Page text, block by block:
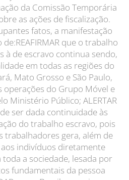
da Comissão Temporária
as ações de fiscalização.
fatos, a manifestação
que o trabalho
à de escravo continua sendo,
em todas as regiões do
Mato Grosso e São Paulo,
do Grupo Móvel e
Ministério Público; ALERTAR
ser dada continuidade às
do trabalho escravo, pois
trabalhadores gera, além de
indivíduos diretamente
a sociedade, lesada por
fundamentais da pessoa